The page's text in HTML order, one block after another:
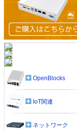
OpenBlocks
IoT関連
ネットワーク